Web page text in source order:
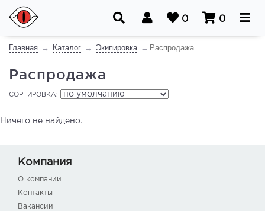
0 0
Главная Каталог Экипировка Распродажа
Распродажа
СОРТИРОВКА:
Ничего не найдено.
Компания
О компании
Контакты
Вакансии